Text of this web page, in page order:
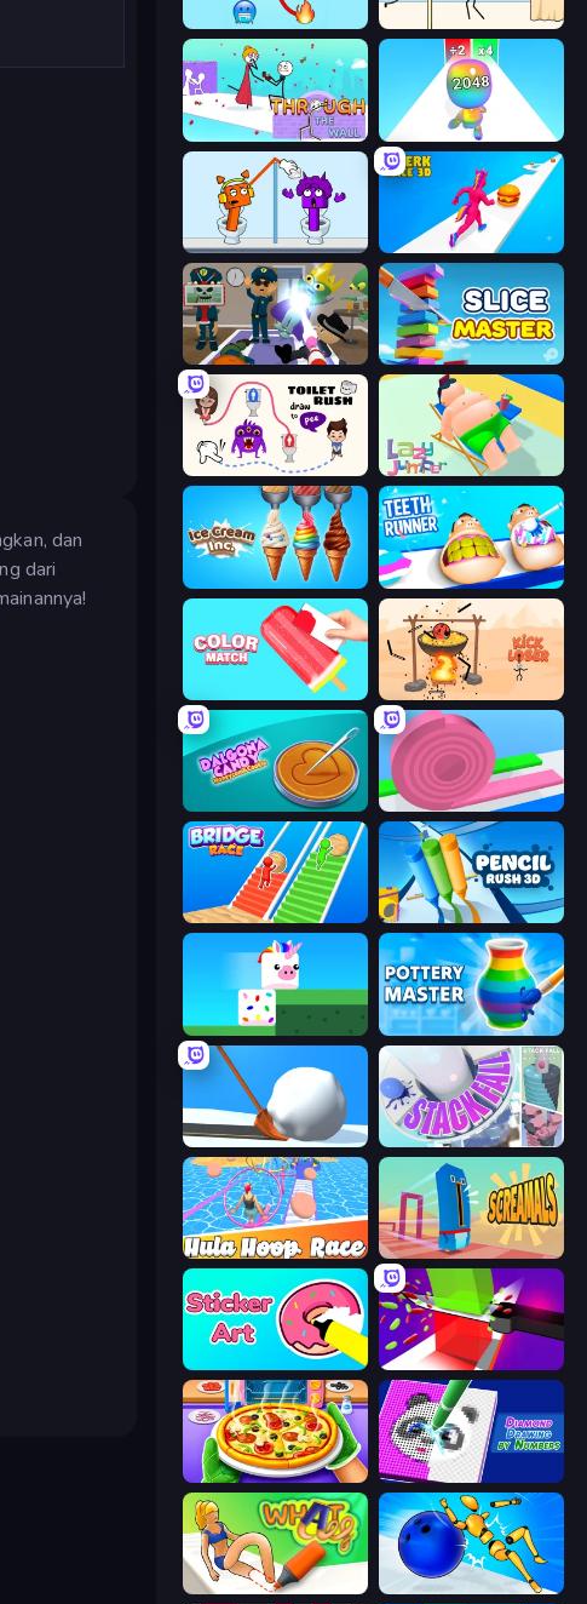
dan
dari
Emoji Puzzle! Gomu Goman
Through the Wall Man Runner 2048
Square Punki Long Hand Twerk Race 3D
Find The Alien Slice Master
Lazy Jumper
Ice Cream Inc. Teeth Runner
Kick Loser
Dalgona Candy Honeycomb Cookie Layers Roll
Bridge Race Pencil Rush
Stacky Bird Pottery Master
Shovel 3D Stack Fall
Hula Hoop Race Screamals
Jelly Restaurant
Pizza Maker
What a Leg Playground Man! Ragdoll Show!